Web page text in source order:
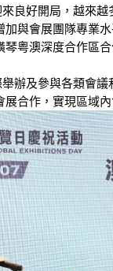
良好開局，越來
與會展團隊專業
粤澳深度合作區
辦及參與各類會
合作，實現區域